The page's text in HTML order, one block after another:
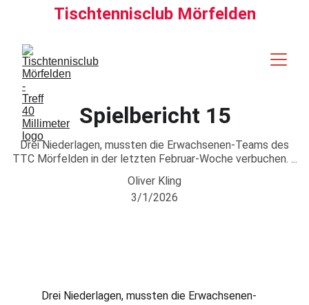
Tischtennisclub Mörfelden
Spielbericht 15
Drei Niederlagen, mussten die Erwachsenen-Teams des
TTC Mörfelden in der letzten Februar-Woche verbuchen. ...
Oliver Kling
3/1/2026
Drei Niederlagen, mussten die Erwachsenen-